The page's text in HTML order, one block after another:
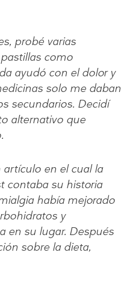
probé varias
como
ayudó con el dolor y
solo me daban
secundarios. Decidí
alternativo que
en el cual la
contaba su historia
había mejorado
y
en su lugar. Después
sobre la dieta,